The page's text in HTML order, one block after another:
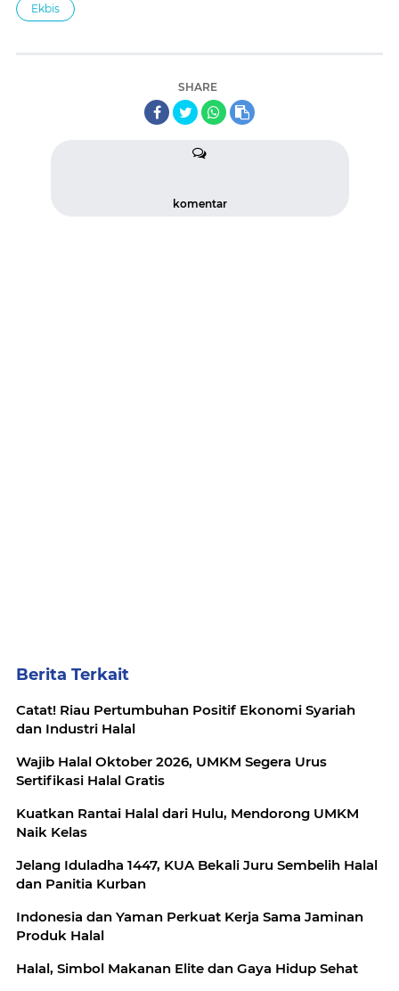
Ekbis
SHARE
komentar
Berita Terkait
Catat! Riau Pertumbuhan Positif Ekonomi Syariah
dan Industri Halal
Wajib Halal Oktober 2026, UMKM Segera Urus
Sertifikasi Halal Gratis
Kuatkan Rantai Halal dari Hulu, Mendorong UMKM
Naik Kelas
Jelang Iduladha 1447, KUA Bekali Juru Sembelih Halal
dan Panitia Kurban
Indonesia dan Yaman Perkuat Kerja Sama Jaminan
Produk Halal
Halal, Simbol Makanan Elite dan Gaya Hidup Sehat